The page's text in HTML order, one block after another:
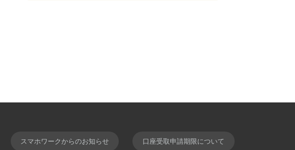
スマホワークからのお知らせ 口座受取申請期限について